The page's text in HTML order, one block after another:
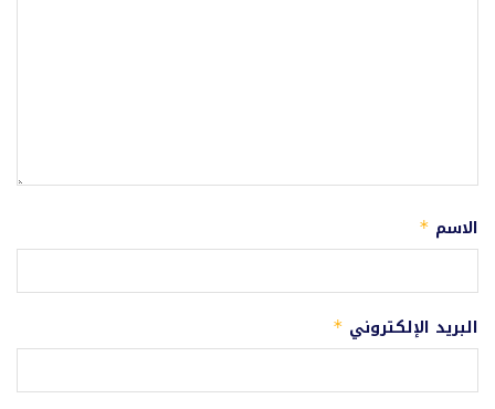
الاسم *
البريد الإلكتروني *